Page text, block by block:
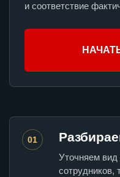
и соответствие
01
Уточняем вид